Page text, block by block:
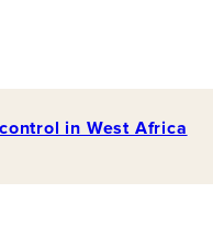
in West Africa